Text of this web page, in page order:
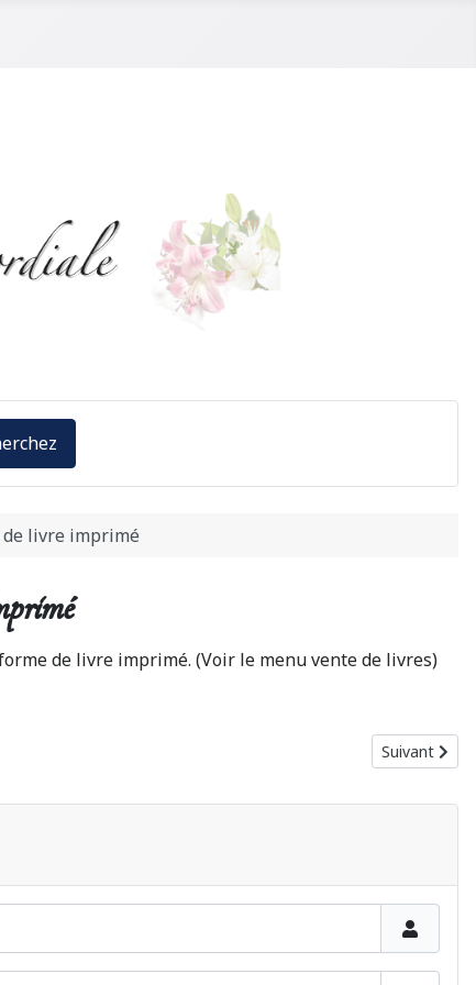
de livre imprimé
de livre imprimé. (Voir le menu vente de livres)
Article
Suivant